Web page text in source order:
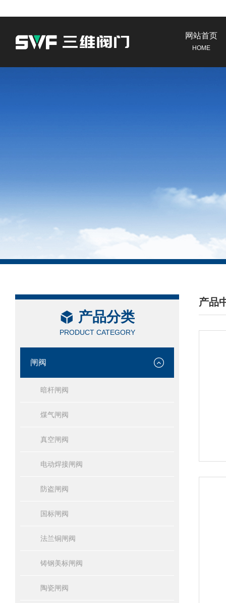
网站首页
HOME
产品分类
PRODUCT CATEGORY
闸阀
暗杆闸阀
煤气闸阀
真空闸阀
电动焊接闸阀
防盗闸阀
国标闸阀
法兰铜闸阀
铸钢美标闸阀
陶瓷闸阀
产品
/